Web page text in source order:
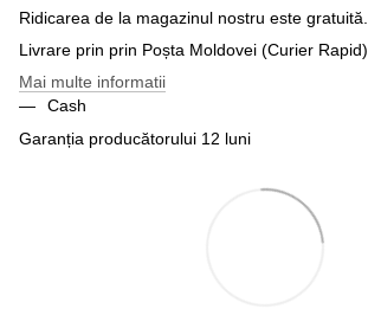
Ridicarea de la magazinul nostru este gratuită.
Livrare prin prin Poșta Moldovei (Curier Rapid).
Mai multe informatii
Cash
Garanția producătorului 12 luni